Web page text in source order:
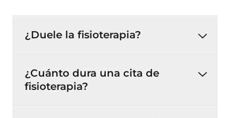
¿Duele la fisioterapia?
¿Cuánto dura una cita de
fisioterapia?